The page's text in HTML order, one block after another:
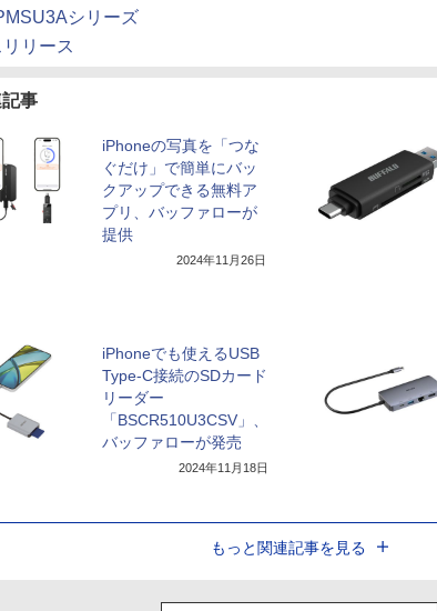
シリーズ
リース
事
iPhoneの写真を「つな
ぐだけ」で簡単にバッ
クアップできる無料ア
プリ、バッファローが
提供
2024年11月26日
iPhoneでも使えるUSB
Type-C接続のSDカード
リーダー
「BSCR510U3CSV」、
バッファローが発売
2024年11月18日
もっと関連記事を見る